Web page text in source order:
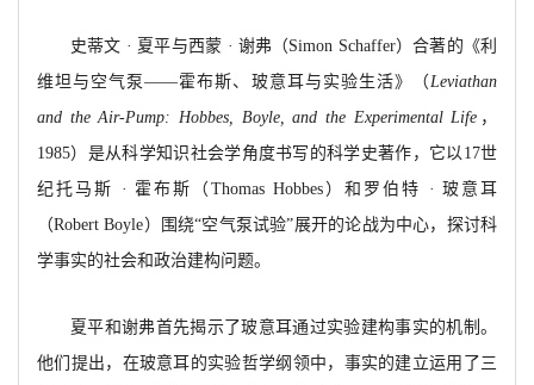
史蒂文 · 夏平与西蒙 · 谢弗（Simon Schaffer）合著的《利
维坦与空气泵——霍布斯、玻意耳与实验生活》（Leviathan
and the Air-Pump: Hobbes, Boyle, and the Experimental Life ，
1985）是从科学知识社会学角度书写的科学史著作，它以17世
纪托马斯 · 霍布斯（Thomas Hobbes）和罗伯特 · 玻意耳
（Robert Boyle）围绕“空气泵试验”展开的论战为中心，探讨科
学事实的社会和政治建构问题。
夏平和谢弗首先揭示了玻意耳通过实验建构事实的机制。
他们提出，在玻意耳的实验哲学纲领中，事实的建立运用了三